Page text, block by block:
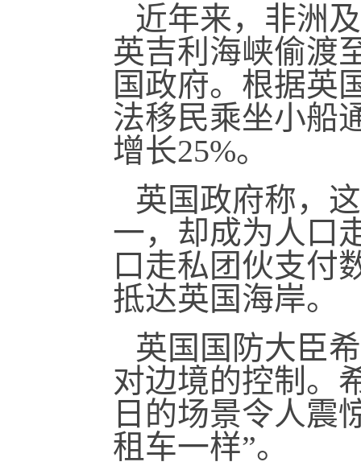
近年来，非洲
英吉利海峡偷渡
国政府。根据英
法移民乘坐小船
增长25%。
英国政府称，
一，却成为人口
口走私团伙支付
抵达英国海岸。
英国国防大臣
对边境的控制。
日的场景令人震
租车一样”。